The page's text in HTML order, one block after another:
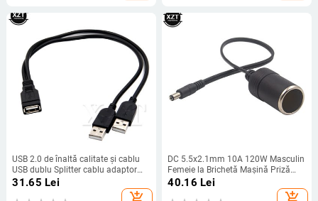
USB 2.0 de înaltă calitate și cablu
USB dublu Splitter cablu adaptor
mamă la USB 2 masculin cablu
prelungitor de alimentare unu la doi
31.65 Lei
add_shopping_cart
DC 5.5x2.1mm 10A 120W Masculin
Femeie la Brichetă Mașină Priză
Femeie Surse de alimentare Cablu
40.16 Lei
add_shopping_cart